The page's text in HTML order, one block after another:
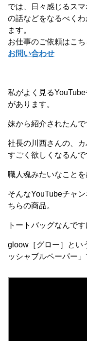
では、日々感じるス
の話などをなるべく
ます。
お仕事のご依頼はこ
お問い合わせ
私がよく見る
があります。
妹から紹介されたんで
社長の川西さんの、
すごく欲しくなるんで
職人魂みたいなことを
そんなYouTubeチャ
ちらの商品。
トートバッグなんで
gloow​［グロー］とい
ッシャブルペーパー」